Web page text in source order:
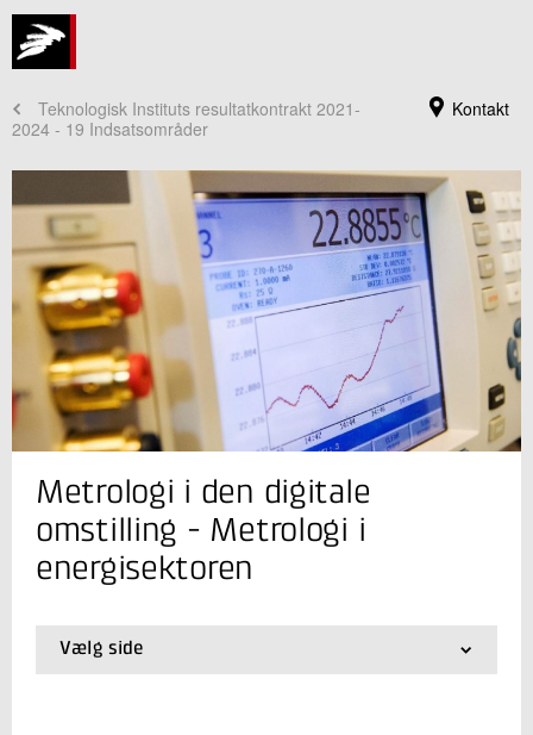
Kontakt
Teknologisk Instituts resultatkontrakt 2021-
2024 - 19 Indsatsområder
Jeg er din kontaktperson
Jan Nielsen
Seniorprojektleder
Installation og Kalibrering
+45 72 20 12 36
Send e-mail
Skriv til mig
Metrologi i den digitale
omstilling - Metrologi i
energisektoren
Vælg side
01.Forside